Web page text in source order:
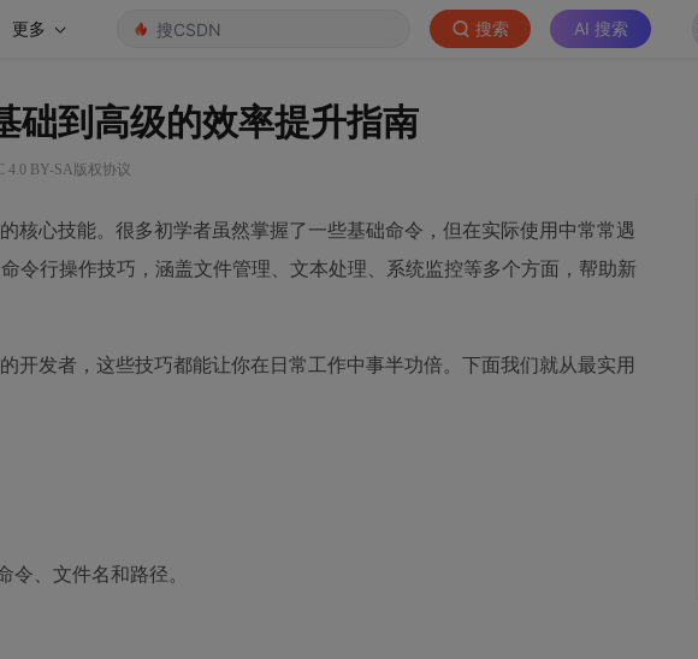
更多 搜索 AI 搜索
础到高级的效率提升指南
4.0 BY-SA版权协议
核心技能。很多初学者虽然掌握了一些基础命令，但在实际使用中常常遇
令行操作技巧，涵盖文件管理、文本处理、系统监控等多个方面，帮助新
开发者，这些技巧都能让你在日常工作中事半功倍。下面我们就从最实用
、文件名和路径。